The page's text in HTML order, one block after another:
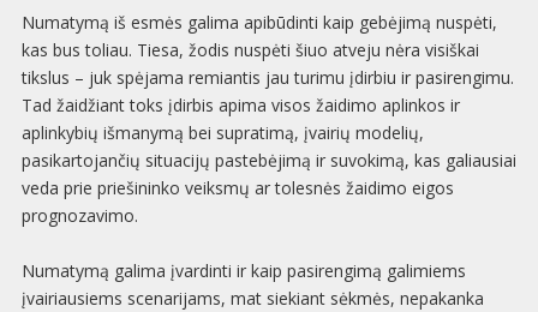
Numatymą iš esmės galima apibūdinti kaip gebėjimą nuspėti,
kas bus toliau. Tiesa, žodis nuspėti šiuo atveju nėra visiškai
tikslus – juk spėjama remiantis jau turimu įdirbiu ir pasirengimu.
Tad žaidžiant toks įdirbis apima visos žaidimo aplinkos ir
aplinkybių išmanymą bei supratimą, įvairių modelių,
pasikartojančių situacijų pastebėjimą ir suvokimą, kas galiausiai
veda prie priešininko veiksmų ar tolesnės žaidimo eigos
prognozavimo.
Numatymą galima įvardinti ir kaip pasirengimą galimiems
įvairiausiems scenarijams, mat siekiant sėkmės, nepakanka